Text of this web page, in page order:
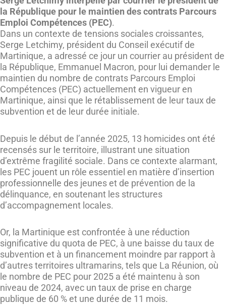
la République pour le maintien des contrats Parcours
Emploi Compétences (PEC).
Dans un contexte de tensions sociales croissantes,
Serge Letchimy, président du Conseil exécutif de
Martinique, a adressé ce jour un courrier au président de
la République, Emmanuel Macron, pour lui demander le
maintien du nombre de contrats Parcours Emploi
Compétences (PEC) actuellement en vigueur en
Martinique, ainsi que le rétablissement de leur taux de
subvention et de leur durée initiale.
Depuis le début de l’année 2025, 13 homicides ont été
recensés sur le territoire, illustrant une situation
d’extrême fragilité sociale. Dans ce contexte alarmant,
les PEC jouent un rôle essentiel en matière d’insertion
professionnelle des jeunes et de prévention de la
délinquance, en soutenant les structures
d’accompagnement locales.
Or, la Martinique est confrontée à une réduction
significative du quota de PEC, à une baisse du taux de
subvention et à un financement moindre par rapport à
d’autres territoires ultramarins, tels que La Réunion, où
le nombre de PEC pour 2025 a été maintenu à son
niveau de 2024, avec un taux de prise en charge
publique de 60 % et une durée de 11 mois.